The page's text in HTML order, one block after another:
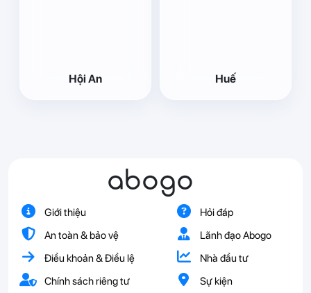
Hội An Huế
abogo
Giới thiệu
An toàn & bảo vệ
Điều khoản & Điều lệ
Chính sách riêng tư
Hỏi đáp
Lãnh đạo Abogo
Nhà đầu tư
Sự kiện